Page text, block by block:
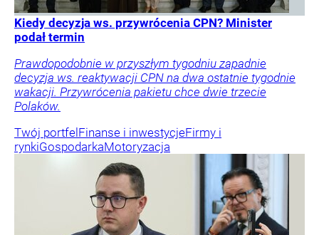
Kiedy decyzja ws. przywrócenia CPN? Minister
podał termin
Prawdopodobnie w przyszłym tygodniu zapadnie
decyzja ws. reaktywacji CPN na dwa ostatnie tygodnie
wakacji. Przywrócenia pakietu chce dwie trzecie
Polaków.
Twój portfel Finanse i inwestycjeFirmy i
rynkiGospodarkaMotoryzacja